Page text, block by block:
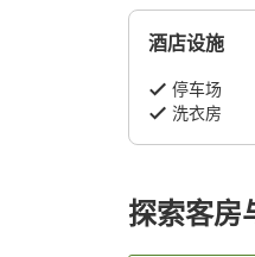
酒店设施
停车场
洗衣房
探索客房